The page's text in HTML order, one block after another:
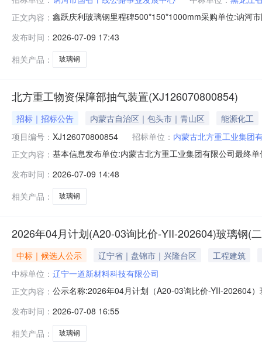
正文内容： 鑫跃庆利玻璃钢里程碑500*150*1000mm采购单位:讷河
发布时间： 2026-07-09 17:43
相关产品：
玻璃钢
北方重工物资保障部抽气装置(XJ126070800854)
招标｜招标公告 内蒙古自治区｜包头市｜青山区
能源化工
项目编号： XJ126070800854 招标单位： 内蒙古北方重工业集团
正文内容： 基本信息发布单位:内蒙古北方重工业集团有限公司最终
2026-07-1318:03:00
发布时间： 2026-07-09 14:48
相关产品：
玻璃钢
2026年04月计划(A20-03询比价-YII-202604)玻璃钢(
中标｜候选人公示 辽宁省｜盘锦市｜兴隆台区
工程建筑
中标单位： 辽宁一道新材料科技有限公司
正文内容： 公示名称:2026年04月计划（A20-03询比价-YII-202604
2026-07-0815:23:13中标候选人标段/包名称投标人排名
发布时间： 2026-07-08 16:55
相关产品：
玻璃钢